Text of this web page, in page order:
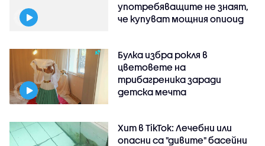
употребяващите не знаят,
че купуват мощния опиоид
Булка избра рокля в
цветовете на
трибагреника заради
детска мечта
Хит в TikTok: Лечебни или
опасни са "дивите" басейни